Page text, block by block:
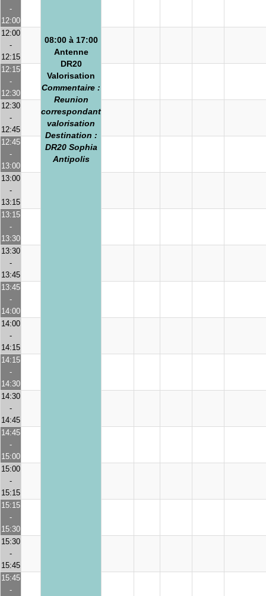
08:00 à 17:00
Antenne
DR20
Valorisation
Commentaire :
Reunion
correspondant
valorisation
Destination :
DR20 Sophia
Antipolis
-
12:00
12:00
-
12:15
12:15
-
12:30
12:30
-
12:45
12:45
-
13:00
13:00
-
13:15
13:15
-
13:30
13:30
-
13:45
13:45
-
14:00
14:00
-
14:15
14:15
-
14:30
14:30
-
14:45
14:45
-
15:00
15:00
-
15:15
15:15
-
15:30
15:30
-
15:45
15:45
-